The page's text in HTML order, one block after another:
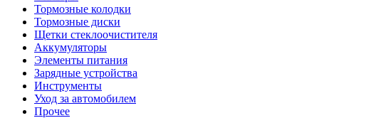
Тормозные колодки
Тормозные диски
Щетки стеклоочистителя
Аккумуляторы
Элементы питания
Зарядные устройства
Инструменты
Уход за автомобилем
Прочее